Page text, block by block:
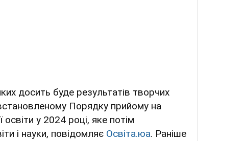
досить буде результатів творчих
Порядку прийому на
у 2024 році, яке потім
і науки, повідомляє Освіта.юа. Раніше